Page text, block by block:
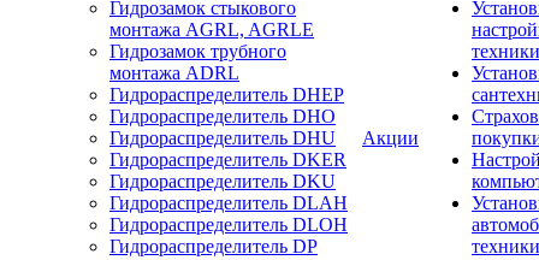
Гидрозамок стыкового
монтажа AGRL, AGRLE
Гидрозамок трубного
монтажа ADRL
Гидрораспределитель DHEP
Гидрораспределитель DHO
Гидрораспределитель DHU
Гидрораспределитель DKER
Гидрораспределитель DKU
Гидрораспределитель DLAH
Гидрораспределитель DLOH
Гидрораспределитель DP
Акции
техники
техники